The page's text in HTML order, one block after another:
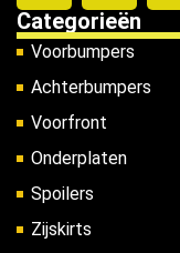
Categorieën
Voorbumpers
Achterbumpers
Voorfront
Onderplaten
Spoilers
Zijskirts